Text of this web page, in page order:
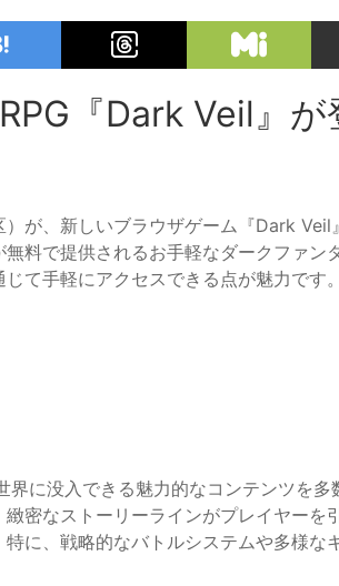
『Dark Veil』が
が、新しいブラウザゲーム『Dark Veil
料で提供されるお手軽なダークファン
て手軽にアクセスできる点が魅力です。
に没入できる魅力的なコンテンツを多
密なストーリーラインがプレイヤーを
に、戦略的なバトルシステムや多様な